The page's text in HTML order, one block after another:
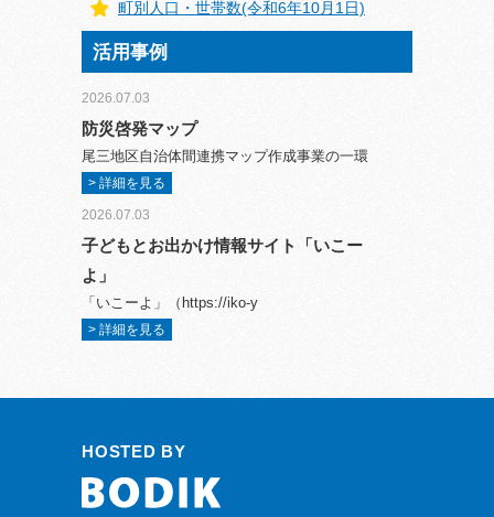
町別人口・世帯数(令和6年10月1日)
活用事例
2026.07.03
防災啓発マップ
尾三地区自治体間連携マップ作成事業の一環
> 詳細を見る
2026.07.03
子どもとお出かけ情報サイト「いこー
よ」
「いこーよ」（https://iko-y
> 詳細を見る
HOSTED BY